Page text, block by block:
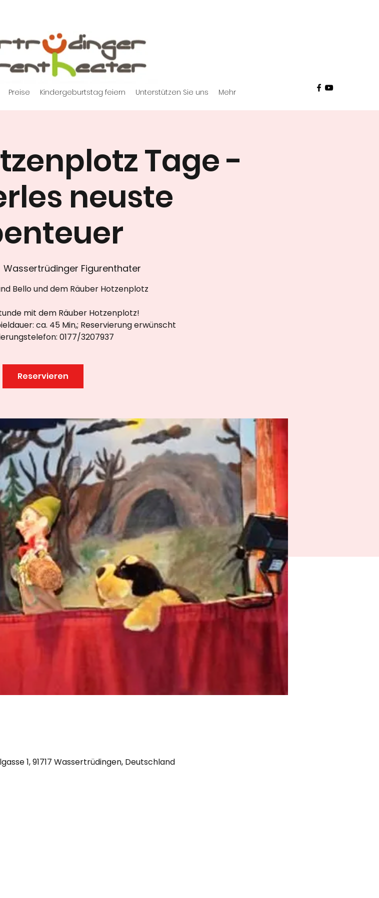
Preise Kindergeburtstag feiern Unterstützen Sie uns Mehr
Tage -
neuste
Wassertrüdinger Figurenthater
Bello und dem Räuber Hotzenplotz
mit dem Räuber Hotzenplotz!
ca. 45 Min,; Reservierung erwünscht
0177/3207937
Reservieren
1, 91717 Wassertrüdingen, Deutschland